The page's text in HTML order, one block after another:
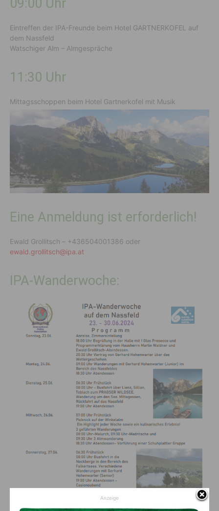
09:00 Uhr
Eintreffen der IPA-Freunde beim Hotel GARTNERKOFEL auf
dem Nassfeld
Watschiger Alm – Almgespräche
11:30 Uhr
Mittagsschoppen beim Hotel Gartnerkofel mit Musik
Eine Anmeldung ist erforderlich!
Ewald Grollitsch – +436504001386 oder
ewald.grollitsch@ipa.at
IPA-Wanderwoche:
Anzeige